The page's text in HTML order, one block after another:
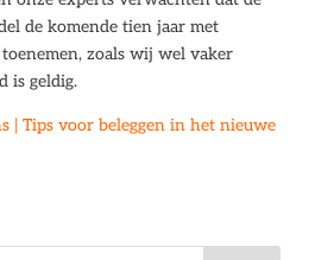
de komende tien jaar met
zoals wij wel vaker
is geldig.
| Tips voor beleggen in het nieuwe